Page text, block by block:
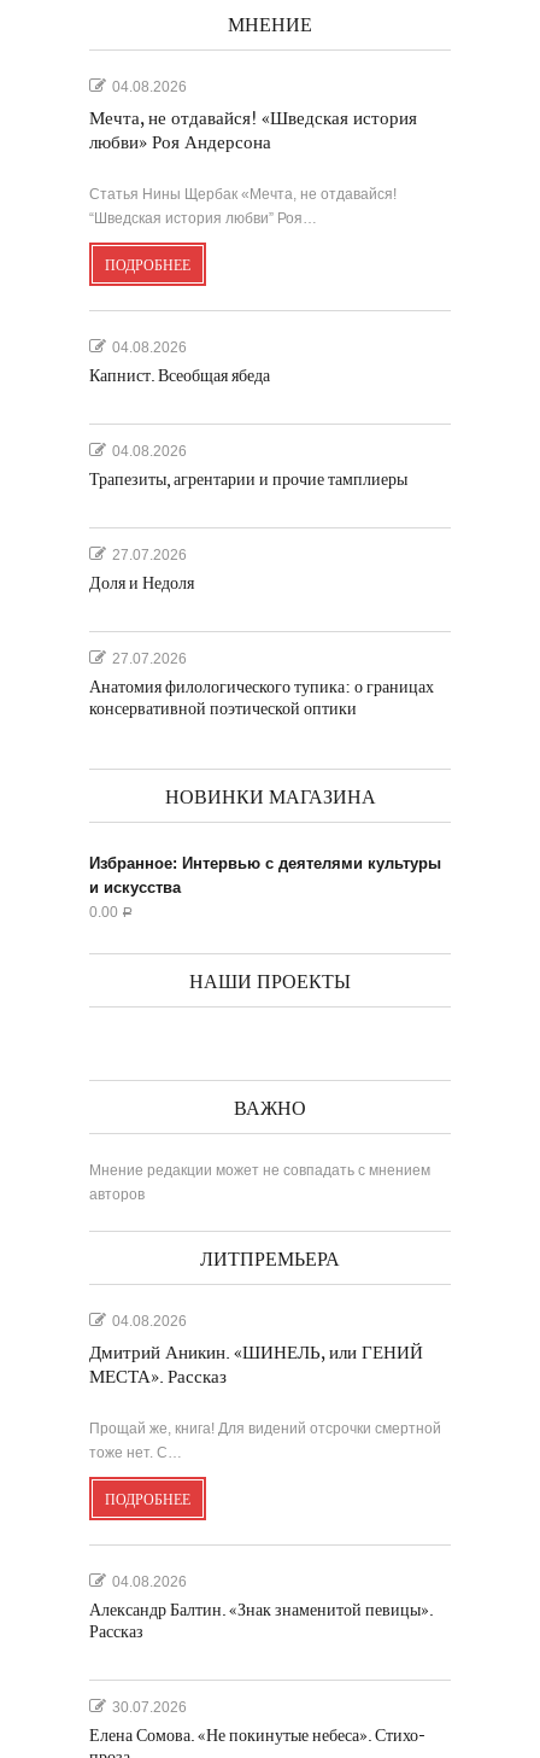
МНЕНИЕ
04.08.2026
Мечта, не отдавайся! «Шведская история
любви» Роя Андерсона
Статья Нины Щербак «Мечта, не отдавайся!
“Шведская история любви” Роя…
ПОДРОБНЕЕ
04.08.2026
Капнист. Всеобщая ябеда
04.08.2026
Трапезиты, агрентарии и прочие тамплиеры
27.07.2026
Доля и Недоля
27.07.2026
Анатомия филологического тупика: о границах
консервативной поэтической оптики
НОВИНКИ МАГАЗИНА
Избранное: Интервью с деятелями культуры
и искусства
0.00 Р
НАШИ ПРОЕКТЫ
ВАЖНО
Мнение редакции может не совпадать с мнением
авторов
ЛИТПРЕМЬЕРА
04.08.2026
Дмитрий Аникин. «ШИНЕЛЬ, или ГЕНИЙ
МЕСТА». Рассказ
Прощай же, книга! Для видений отсрочки смертной
тоже нет. С…
ПОДРОБНЕЕ
04.08.2026
Александр Балтин. «Знак знаменитой певицы».
Рассказ
30.07.2026
Елена Сомова. «Не покинутые небеса». Стихо-